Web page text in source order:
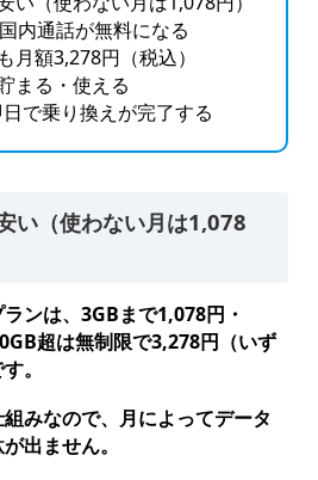
内通話が無料になる
月額3,278円（税込）
まる・使える
で乗り換えが完了する
い（使わない月は1,078
ンは、3GBまで1,078円・
超は無制限で3,278円（いず
。
みなので、月によってデータ
出ません。